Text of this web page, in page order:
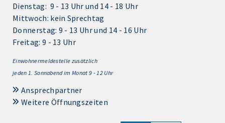
Dienstag: 9 - 13 Uhr und 14 - 18 Uhr
Mittwoch: kein Sprechtag
Donnerstag: 9 - 13 Uhr und 14 - 16 Uhr
Freitag: 9 - 13 Uhr
Einwohnermeldestelle zusätzlich
jeden 1. Sonnabend im Monat 9 - 12 Uhr
Ansprechpartner
Weitere Öffnungszeiten